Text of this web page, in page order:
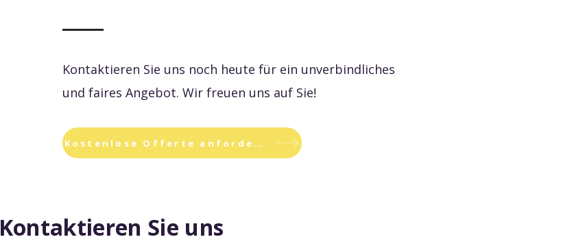
Kontaktieren Sie uns noch heute für ein unverbindliches
und faires Angebot. Wir freuen uns auf Sie!
Kostenlose Offerte anfordern
Kontaktieren Sie uns